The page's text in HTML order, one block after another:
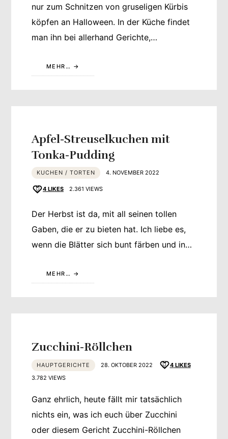
nur zum Schnitzen von gruseligen Kürbis
köpfen an Halloween. In der Küche findet
man ihn bei allerhand Gerichte,…
MEHR…
Apfel-Streuselkuchen mit
Tonka-Pudding
KUCHEN / TORTEN 4. NOVEMBER 2022
4 LIKES 2.361 VIEWS
Der Herbst ist da, mit all seinen tollen
Gaben, die er zu bieten hat. Ich liebe es,
wenn die Blätter sich bunt färben und in…
MEHR…
Zucchini-Röllchen
HAUPTGERICHTE 28. OKTOBER 2022 4 LIKES
3.782 VIEWS
Ganz ehrlich, heute fällt mir tatsächlich
nichts ein, was ich euch über Zucchini
oder diesem Gericht Zucchini-Röllchen